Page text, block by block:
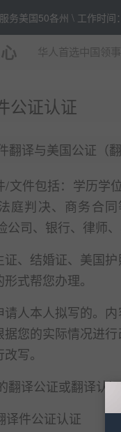
服务美国50各州 \ 工作时间
华人首选中国领
公证认证
翻译与美国公证（
/文件包括：学历学
庭判决、商务合
公司、银行、律师
证、结婚证、美国
式帮您办理。
请人本人拟写的。
据您的实际情况进
写。
翻译公证或翻译认
译件公证认证